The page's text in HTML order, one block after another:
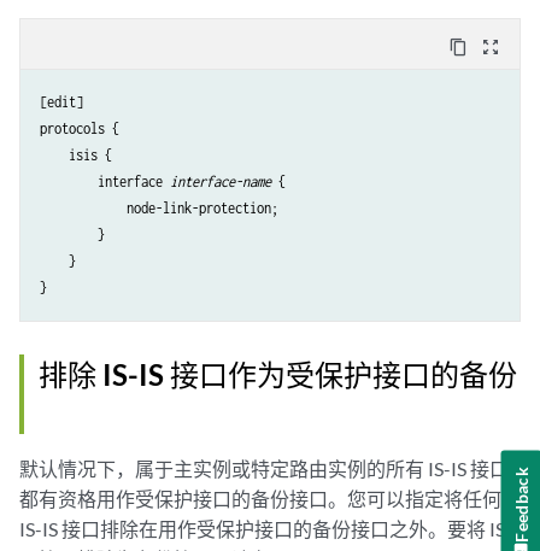
content_copy zoom_out_map
[edit]
protocols {
    isis {
        interface
interface-name {
            node-link-protection;
        }
    }
排除 IS-IS 接口作为受保护接口的备份
默认情况下，属于主实例或特定路由实例的所有 IS-IS 接口
都有资格用作受保护接口的备份接口。您可以指定将任何
IS-IS 接口排除在用作受保护接口的备份接口之外。要将 IS-
Feedback